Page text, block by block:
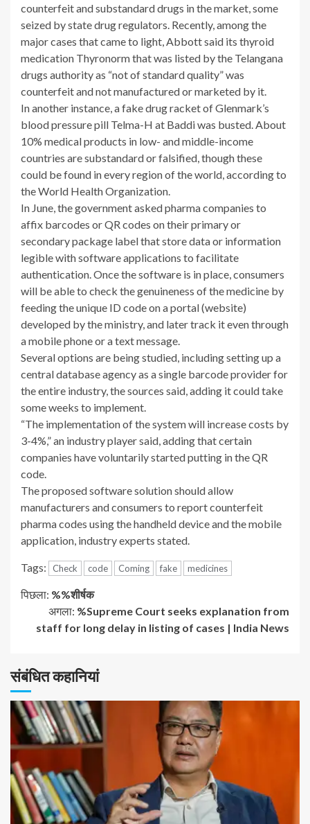
counterfeit and substandard drugs in the market, some
seized by state drug regulators. Recently, among the
major cases that came to light, Abbott said its thyroid
medication Thyronorm that was listed by the Telangana
drugs authority as “not of standard quality” was
counterfeit and not manufactured or marketed by it.
In another instance, a fake drug racket of Glenmark’s
blood pressure pill Telma-H at Baddi was busted. About
10% medical products in low- and middle-income
countries are substandard or falsified, though these
could be found in every region of the world, according to
the World Health Organization.
In June, the government asked pharma companies to
affix barcodes or QR codes on their primary or
secondary package label that store data or information
legible with software applications to facilitate
authentication. Once the software is in place, consumers
will be able to check the genuineness of the medicine by
feeding the unique ID code on a portal (website)
developed by the ministry, and later track it even through
a mobile phone or a text message.
Several options are being studied, including setting up a
central database agency as a single barcode provider for
the entire industry, the sources said, adding it could take
some weeks to implement.
“The implementation of the system will increase costs by
3-4%,” an industry player said, adding that certain
companies have voluntarily started putting in the QR
code.
The proposed software solution should allow
manufacturers and consumers to report counterfeit
pharma codes using the handheld device and the mobile
application, industry experts stated.
Tags: Check code Coming fake medicines
जारी
रखें
रहे
हैं
पिछला: %%शीर्षक
अगला: %Supreme Court seeks explanation from
staff for long delay in listing of cases | India News
संबंधित कहानियां
1 न्यूनतम पढ़ा